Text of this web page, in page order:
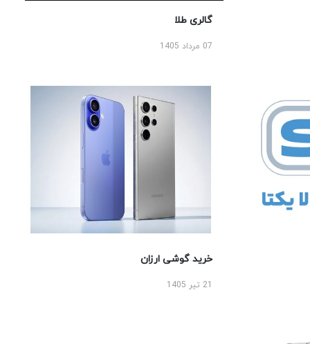
گالری طلا
07 مرداد 1405
خرید گوشی ارزان